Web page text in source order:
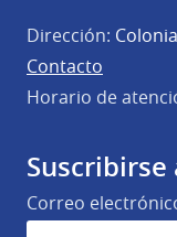
Dirección:
Contacto
Horario de
Correo